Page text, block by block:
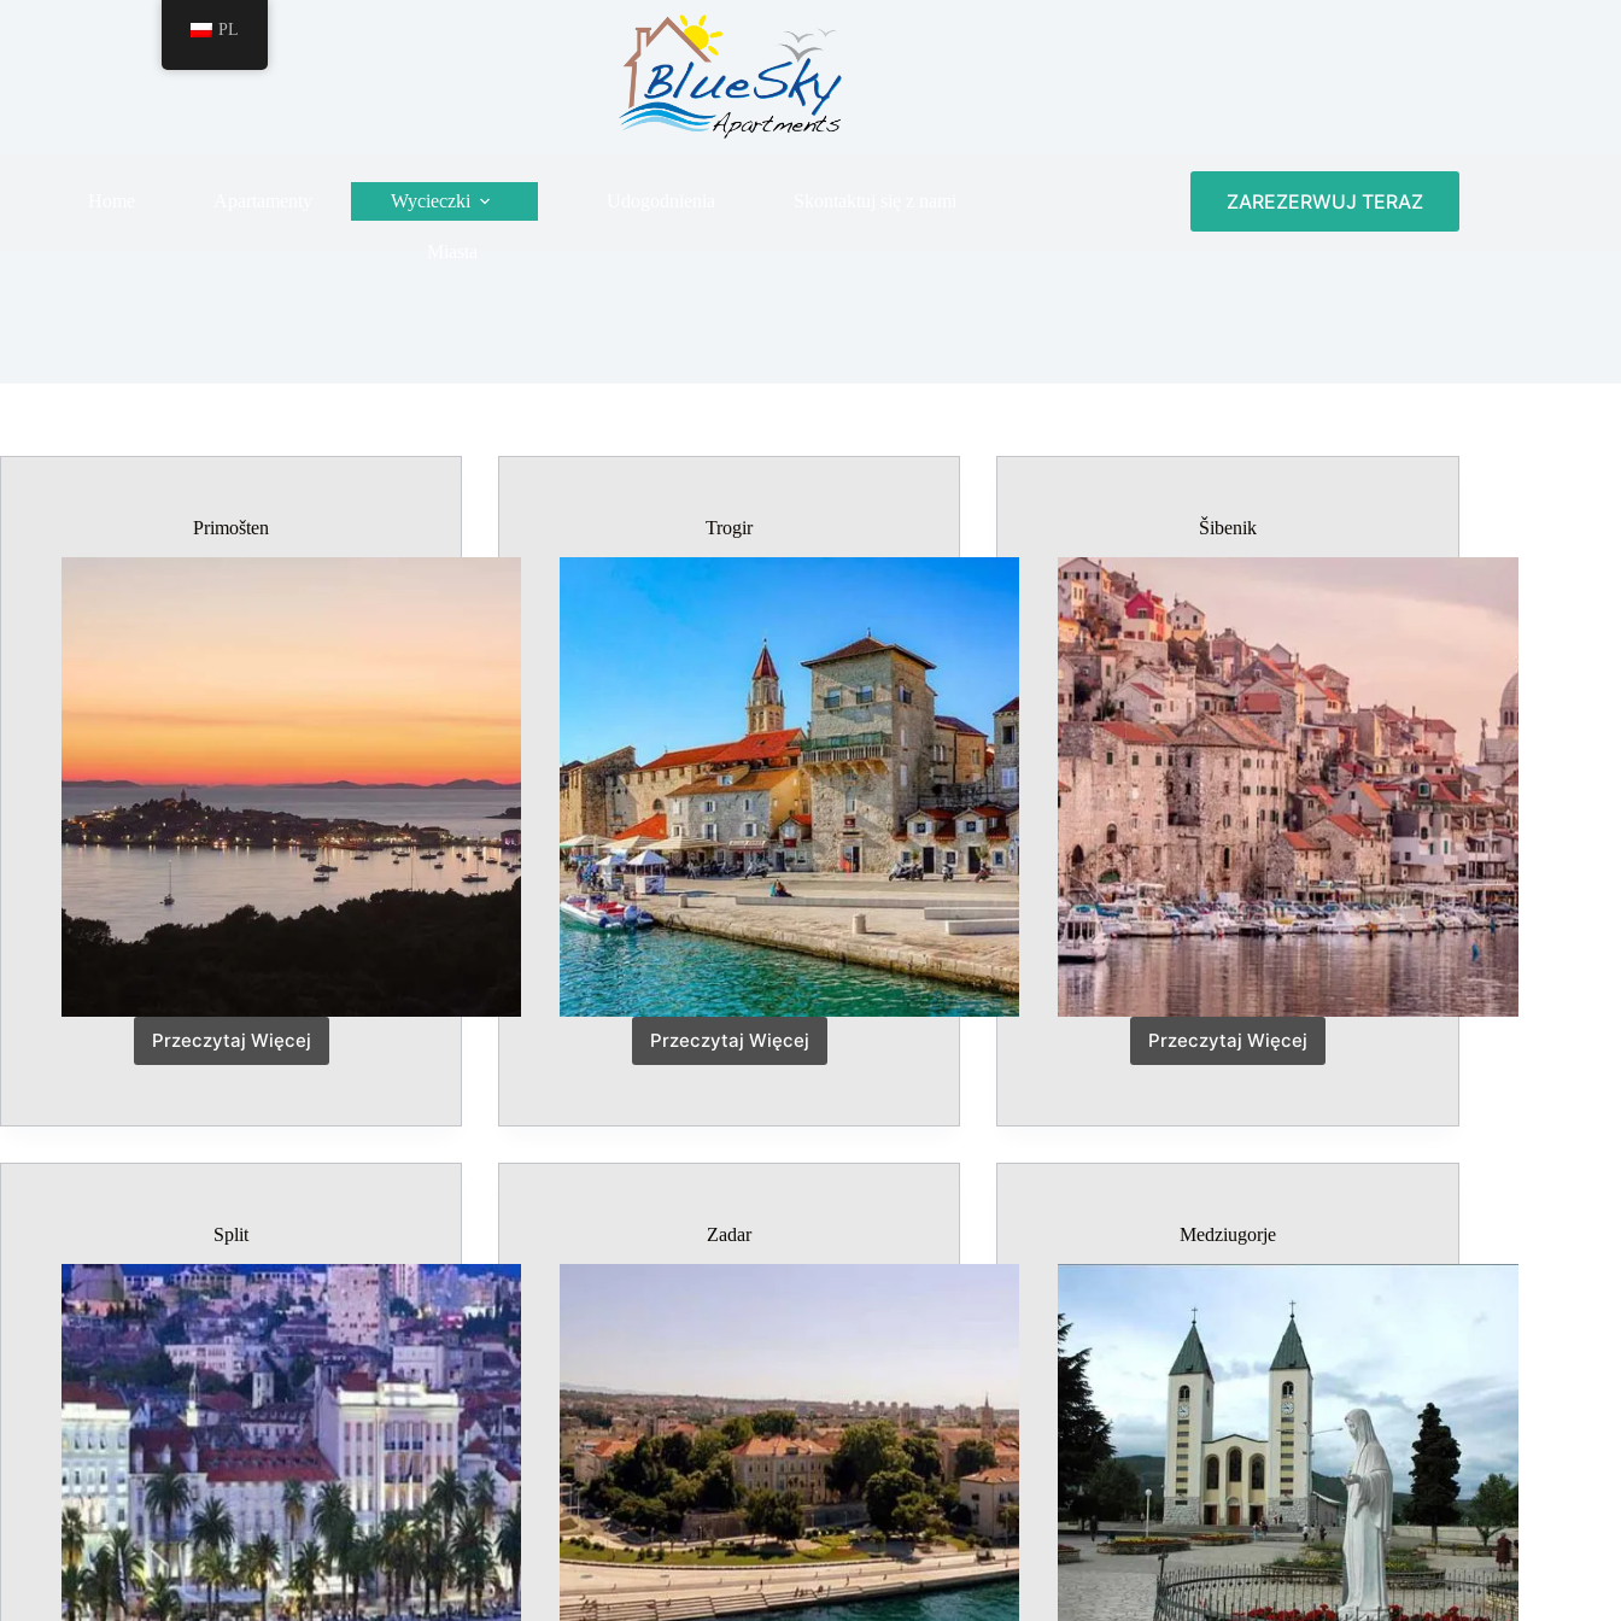
Wycieczki ZAREZERWUJ TERAZ
Primošten
Przeczytaj Więcej
Trogir
Przeczytaj Więcej
Šibenik
Przeczytaj Więcej
Split Zadar Medziugorje
PL